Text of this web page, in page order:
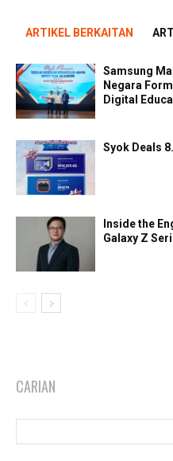
ARTIKEL BERKAITAN
Samsung
Negara
Digital
Syok Deals
Inside the
Galaxy Z
CARIAN